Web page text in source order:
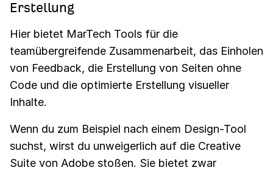
Erstellung
Hier bietet MarTech Tools für die
teamübergreifende Zusammenarbeit, das Einholen
von Feedback, die Erstellung von Seiten ohne
Code und die optimierte Erstellung visueller
Inhalte.
Wenn du zum Beispiel nach einem Design-Tool
suchst, wirst du unweigerlich auf die Creative
Suite von Adobe stoßen. Sie bietet zwar